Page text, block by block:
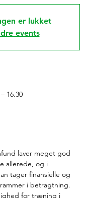
er lukket
events
16.30
laver meget god
allerede, og i
tager finansielle og
i betragtning.
for træning i